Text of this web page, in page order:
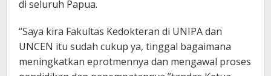
di seluruh Papua.
“Saya kira Fakultas Kedokteran di UNIPA dan
UNCEN itu sudah cukup ya, tinggal bagaimana
meningkatkan eprotmennya dan mengawal proses